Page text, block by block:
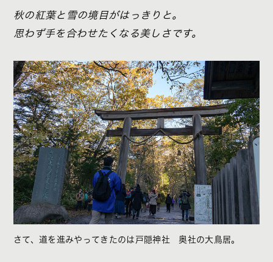
秋の紅葉と雪の境目がはっきりと。
思わず手を合わせたくなる美しさです。
さて、道を進みやってきたのは戸隠神社 奥社の大鳥居。